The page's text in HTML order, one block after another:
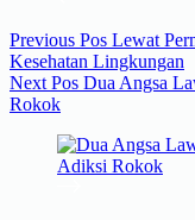
Previous Pos Lewat
Kesehatan Lingkungan
Next Pos Dua Angsa
Rokok